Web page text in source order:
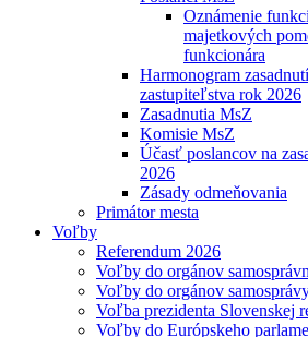
Oznámenie
majetkových
funkcionára
Harmonogram
zastupiteľstva rok 2026
Zasadnutia MsZ
Komisie MsZ
Účasť poslancov na
2026
Zásady odmeňovania
Primátor mesta
Voľby
Referendum 2026
Voľby do orgánov
Voľby do orgánov
Voľba prezidenta Slovenskej
Voľby do Európskeho